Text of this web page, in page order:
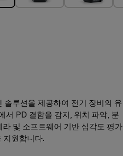
루션을 제공하여 전기 장비의 유
서 PD 결함을 감지, 위치 파악, 분
및 소프트웨어 기반 심각도 평가
지원합니다.